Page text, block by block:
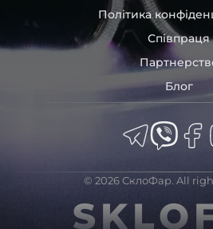
Політика
Співпраця
Блог
© 2026 СклоФар. All